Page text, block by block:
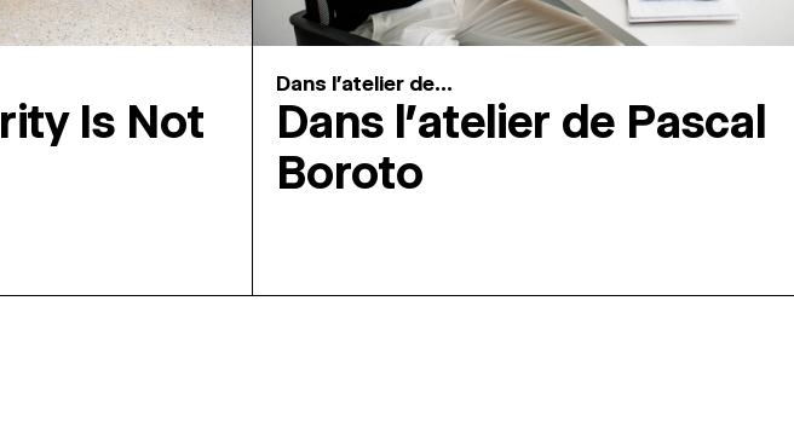
Is Not
Dans l'atelier de...
Dans l’atelier de Pascal
Boroto